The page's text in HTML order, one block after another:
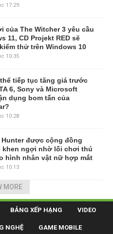
17:29
của The Witcher 3 yêu cầu
11, CD Projekt RED sẽ
thử trên Windows 10
10:35
thể tiếp tục tăng giá trước
6, Sony và Microsoft
dụng bom tấn của
10:28
Hunter được cộng đồng
khen ngợi nhờ lối chơi thú
hình nhân vật nữ hợp mắt
10:13
MORE
BẢNG XẾP HẠNG VIDEO
NGHỆ GAME MOBILE